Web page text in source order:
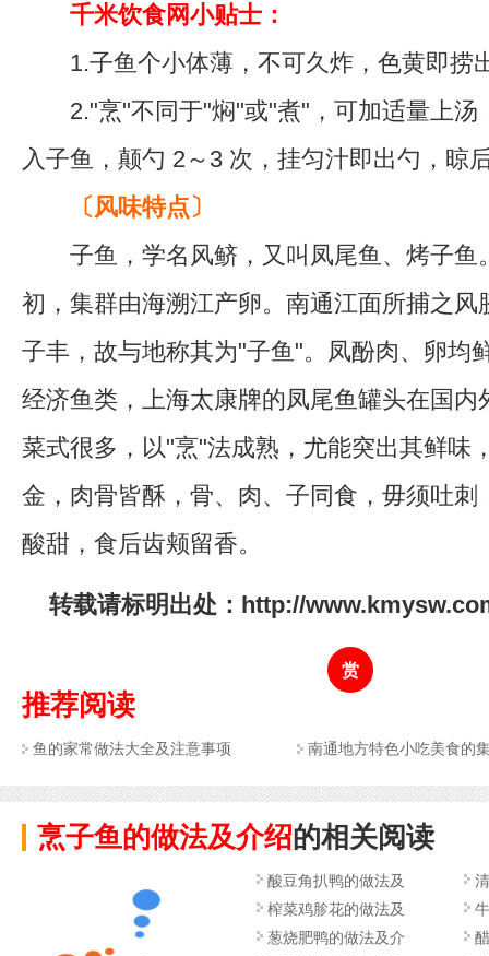
千米饮食网小贴士：
1.子鱼个小体薄，不可久炸，色黄即捞
2."烹"不同于"焖"或"煮"，可加适量上汤
入子鱼，颠勺 2～3 次，挂匀汁即出勺，晾
〔风味特点〕
子鱼，学名风鲚，又叫凤尾鱼、烤子鱼
初，集群由海溯江产卵。南通江面所捕之风
子丰，故与地称其为"子鱼"。凤酚肉、卵均
经济鱼类，上海太康牌的凤尾鱼罐头在国内
菜式很多，以"烹"法成熟，尤能突出其鲜味
金，肉骨皆酥，骨、肉、子同食，毋须吐刺
酸甜，食后齿颊留香。
转载请标明出处：http://
赏
推荐阅读
鱼的家常做法大全及注意事项 南通地方特色小吃美食的
烹子鱼的做法及介绍的相关阅读
酸豆角扒鸭的做法及
榨菜鸡胗花的做法及
葱烧肥鸭的做法及介